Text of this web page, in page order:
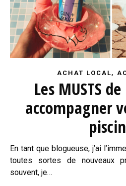
ACHAT LOCAL,
Les MUSTS
accompagner
En tant que blogueuse, j’ai l’immense chance de découvrir
toutes sortes de nouveaux
souvent, je…